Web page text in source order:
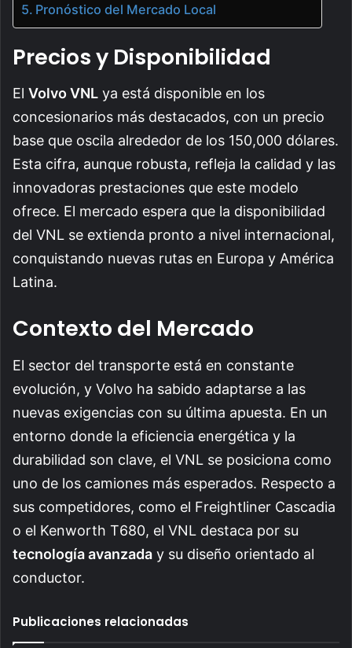
Pronóstico del Mercado Local
Precios y Disponibilidad
El Volvo VNL ya está disponible en los
concesionarios más destacados, con un precio
base que oscila alrededor de los 150,000 dólares.
Esta cifra, aunque robusta, refleja la calidad y las
innovadoras prestaciones que este modelo
ofrece. El mercado espera que la disponibilidad
del VNL se extienda pronto a nivel internacional,
conquistando nuevas rutas en Europa y América
Latina.
Contexto del Mercado
El sector del transporte está en constante
evolución, y Volvo ha sabido adaptarse a las
nuevas exigencias con su última apuesta. En un
entorno donde la eficiencia energética y la
durabilidad son clave, el VNL se posiciona como
uno de los camiones más esperados. Respecto a
sus competidores, como el Freightliner Cascadia
o el Kenworth T680, el VNL destaca por su
tecnología avanzada y su diseño orientado al
conductor.
Publicaciones relacionadas